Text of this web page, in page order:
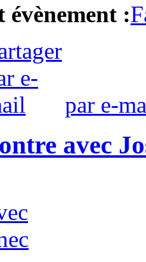
évènement :
par e-
avec